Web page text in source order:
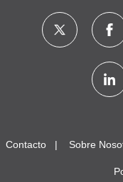
Contacto Sobre